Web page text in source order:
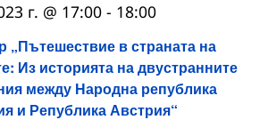
„Пътешествие в страната на
Из историята на двустранните
между Народна република
и Република Австрия“
г. @ 17:00 - 18:00